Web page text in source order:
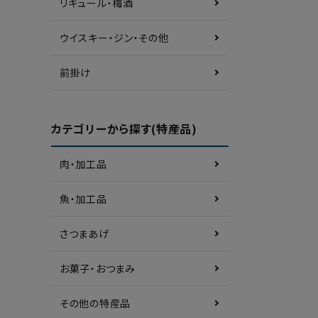
ウイスキー・ジン・その他
前掛け
カテゴリーから探す(特産品)
肉・加工品
魚・加工品
さつまあげ
お菓子・おつまみ
その他の特産品